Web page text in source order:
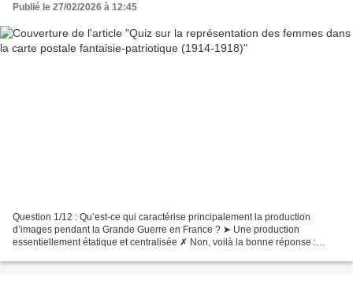
Publié le 27/02/2026 à 12:45
Question 1/12 : Qu’est-ce qui caractérise principalement la production
d’images pendant la Grande Guerre en France ? ➤ Une production
essentiellement étatique et centralisée ✗ Non, voilà la bonne réponse :